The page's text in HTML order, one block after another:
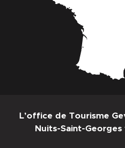
L’office de Tourisme
Nuits-Saint-